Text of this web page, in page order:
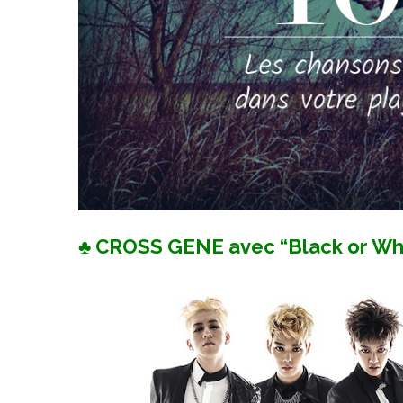
♣ CROSS GENE avec “Black or